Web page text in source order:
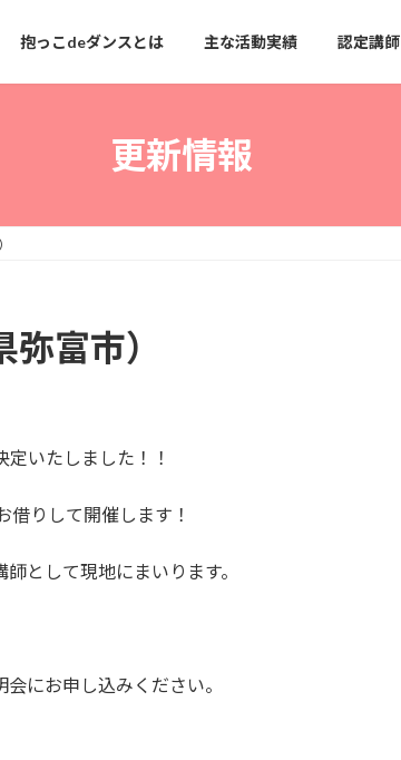
抱っこdeダンスとは 主な活動実績 認定講師
更新情報
富市）
いたしました！！
借りして開催します！
師として現地にまいります。
にお申し込みください。